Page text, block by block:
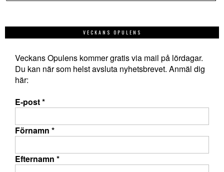
VECKANS OPULENS
Veckans Opulens kommer gratis via mail på lördagar.
Du kan när som helst avsluta nyhetsbrevet. Anmäl dig
här:
E-post*
Förnamn *
Efternamn *